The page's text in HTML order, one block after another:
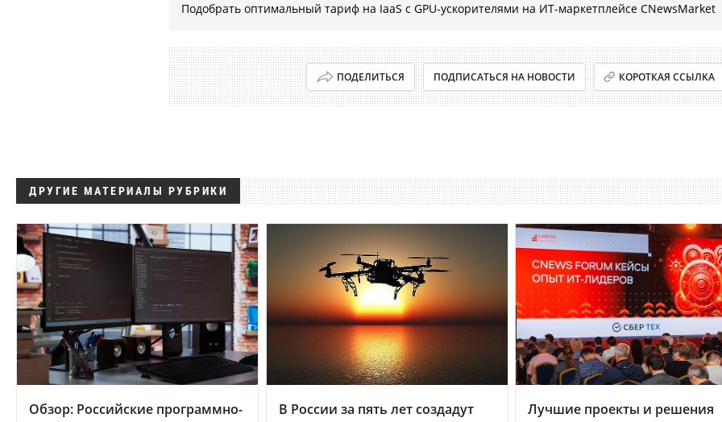
Подобрать оптимальный тариф на IaaS с GPU-ускорителями на ИТ-маркетплейсе CNewsMarket
ПОДЕЛИТЬСЯ ПОДПИСАТЬСЯ НА НОВОСТИ КОРОТКАЯ ССЫЛКА
ДРУГИЕ МАТЕРИАЛЫ РУБРИКИ
Обзор: Российские программно-
В России за пять лет создадут
Лучшие проекты и решения